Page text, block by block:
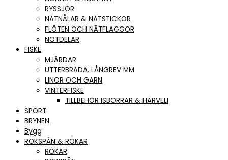
RYSSJOR
NÄTNÅLAR & NÄTSTICKOR
FLÖTEN OCH NÄTFLAGGOR
NOTDELAR
FISKE
MJÄRDAR
UTTERBRÄDA. LÅNGREV MM
LINOR OCH GARN
VINTERFISKE
TILLBEHÖR ISBORRAR & HÄRVELI
SPORT
BRYNEN
Bygg
RÖKSPÅN & RÖKAR
RÖKAR